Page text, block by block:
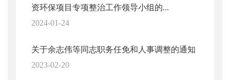
资环保项目专项整治工作领导小组的...
2024-01-24
关于余志伟等同志职务任免和人事调整的通知
2023-02-20